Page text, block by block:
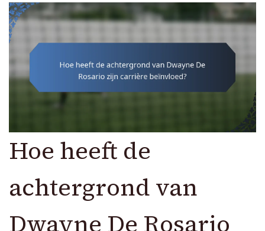
Hoe heeft de
achtergrond van
Dwayne De Rosario